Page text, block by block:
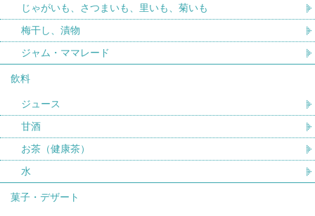
じゃがいも、さつまいも、里いも、菊いも
梅干し、漬物
ジャム・ママレード
飲料
ジュース
甘酒
お茶（健康茶）
水
菓子・デザート